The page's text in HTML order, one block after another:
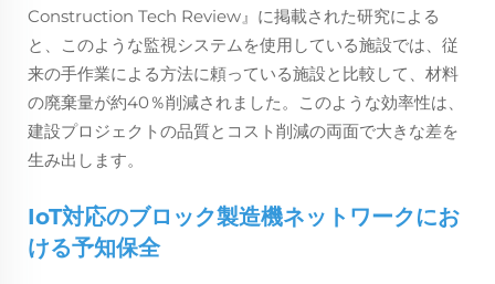
Construction Tech Review』に掲載された研究による
と、このような監視システムを使用している施設では、従
来の手作業による方法に頼っている施設と比較して、材料
の廃棄量が約40％削減されました。このような効率性は、
建設プロジェクトの品質とコスト削減の両面で大きな差を
生み出します。
IoT対応のブロック製造機ネットワークにお
ける予知保全